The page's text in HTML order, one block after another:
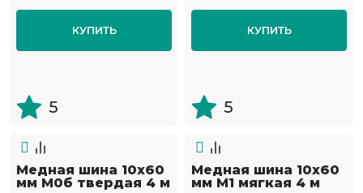
КУПИТЬ
5
КУПИТЬ
5
Медная шина 10х60
мм М0б твердая 4 м
Медная шина 10х60
мм М1 мягкая 4 м